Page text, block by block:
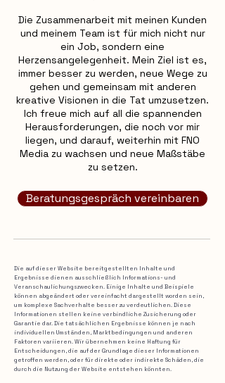
Die Zusammenarbeit mit meinen Kunden
und meinem Team ist für mich nicht nur
ein Job, sondern eine
Herzensangelegenheit. Mein Ziel ist es,
immer besser zu werden, neue Wege zu
gehen und gemeinsam mit anderen
kreative Visionen in die Tat umzusetzen.
Ich freue mich auf all die spannenden
Herausforderungen, die noch vor mir
liegen, und darauf, weiterhin mit FNO
Media zu wachsen und neue Maßstäbe
zu setzen.
Beratungsgespräch vereinbaren
Die auf dieser Website bereitgestellten Inhalte und
Ergebnisse dienen ausschließlich Informations- und
Veranschaulichungszwecken. Einige Inhalte und Beispiele
können abgeändert oder vereinfacht dargestellt worden sein,
um komplexe Sachverhalte besser zu verdeutlichen. Diese
Informationen stellen keine verbindliche Zusicherung oder
Garantie dar. Die tatsächlichen Ergebnisse können je nach
individuellen Umständen, Marktbedingungen und anderen
Faktoren variieren. Wir übernehmen keine Haftung für
Entscheidungen, die auf der Grundlage dieser Informationen
getroffen werden, oder für direkte oder indirekte Schäden, die
durch die Nutzung der Website entstehen könnten.